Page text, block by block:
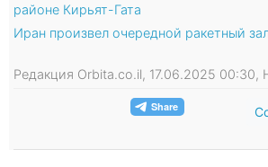
районе Кирьят-Гата
Иран произвел очередной ракетный
Редакция Orbita.co.il, 17.06.2025 00:30,